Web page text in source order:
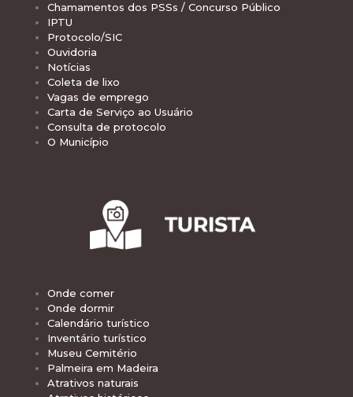
Chamamentos dos PSSs / Concurso Público
IPTU
Protocolo/SIC
Ouvidoria
Notícias
Coleta de lixo
Vagas de emprego
Carta de Serviço ao Usuário
Consulta de protocolo
O Município
Onde comer
Onde dormir
Calendário turístico
Inventário turístico
Museu Cemitério
Palmeira em Madeira
Atrativos naturais